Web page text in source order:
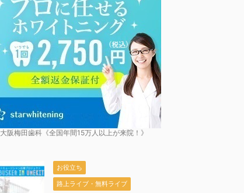
大阪梅田歯科《全国年間15万人以上が来院！》
お役立ち
路上ライブ・無料ライブ